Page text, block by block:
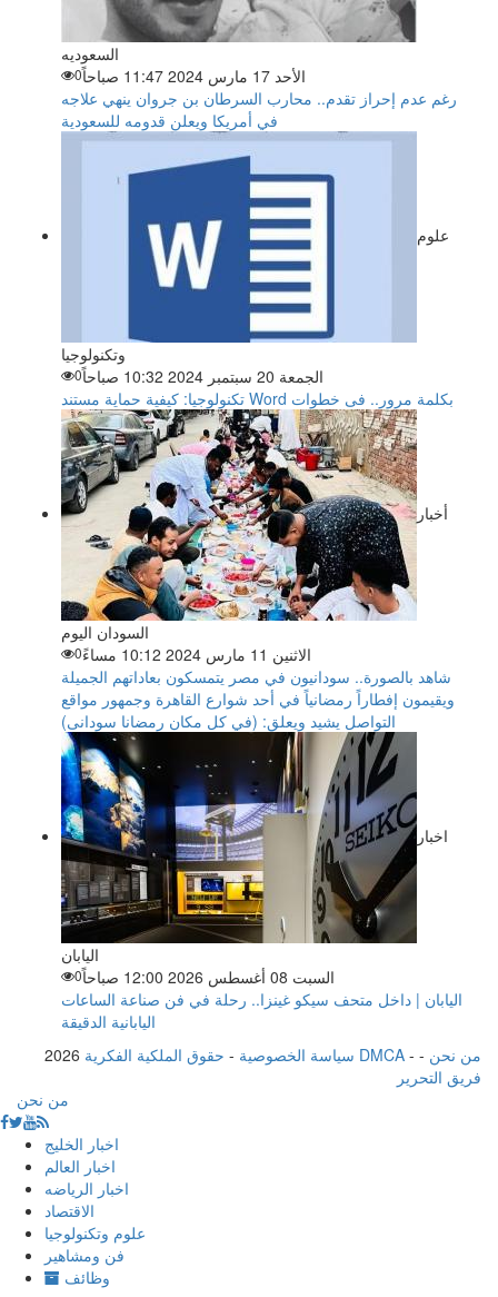
السعوديه
الأحد 17 مارس 2024 11:47 صباحاً
0
رغم عدم إحراز تقدم.. محارب السرطان بن جروان ينهي علاجه
في أمريكا ويعلن قدومه للسعودية
علوم
وتكنولوجيا
الجمعة 20 سبتمبر 2024 10:32 صباحاً
0
تكنولوجيا: كيفية حماية مستند Word بكلمة مرور.. فى خطوات
أخبار
السودان اليوم
الاثنين 11 مارس 2024 10:12 مساءً
0
شاهد بالصورة.. سودانيون في مصر يتمسكون بعاداتهم الجميلة
ويقيمون إفطاراً رمضانياً في أحد شوارع القاهرة وجمهور مواقع
التواصل يشيد ويعلق: (في كل مكان رمضانا سودانى)
اخبار
اليابان
السبت 08 أغسطس 2026 12:00 صباحاً
0
اليابان | داخل متحف سيكو غينزا.. رحلة في فن صناعة الساعات
اليابانية الدقيقة
2026
سياسة الخصوصية - حقوق الملكية الفكرية DMCA - من نحن -
فريق التحرير
من نحن
اخبار الخليج
اخبار العالم
اخبار الرياضه
الاقتصاد
علوم وتكنولوجيا
فن ومشاهير
وظائف